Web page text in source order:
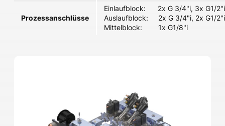
Prozessanschlüsse
Einlaufblock: 2x G 3/4"i, 3x G1/2"i
Auslaufblock: 2x G 3/4"i, 2x G1/2"i
Mittelblock: 1x G1/8"i